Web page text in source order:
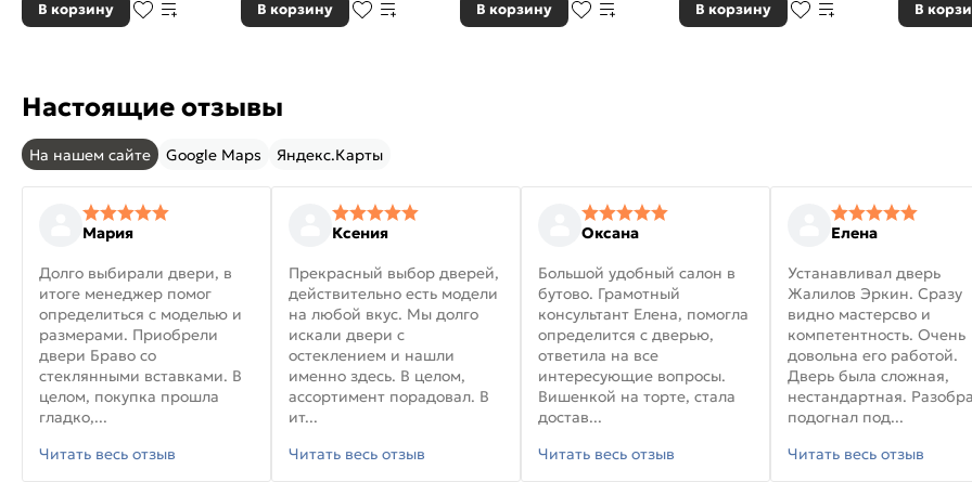
В корзину В корзину В корзину В корзину В
Настоящие отзывы
На нашем сайте Google Maps Яндекс.Карты
Мария
Долго выбирали двери, в
итоге менеджер помог
определиться с моделью и
размерами. Приобрели
двери Браво со
стеклянными вставками. В
целом, покупка прошла
гладко,...
Читать весь отзыв
Ксения
Прекрасный выбор дверей,
действительно есть модели
на любой вкус. Мы долго
искали двери с
остеклением и нашли
именно здесь. В целом,
ассортимент порадовал. В
ит...
Читать весь отзыв
Оксана
Большой удобный салон в
бутово. Грамотный
консультант Елена, помогла
определится с дверью,
ответила на все
интересующие вопросы.
Вишенкой на торте, стала
достав...
Читать весь отзыв
Елена
Устанавливал дверь
Жалилов Эркин. Сразу
видно мастерсво и
компетентность. Очень
довольна его работой.
Дверь была сложная,
нестандартная.
подогнал под...
Читать весь отзыв